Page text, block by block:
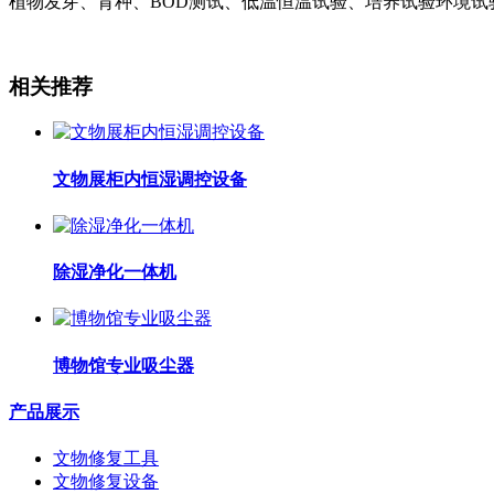
相关推荐
文物展柜内恒湿调控设备
除湿净化一体机
博物馆专业吸尘器
产品展示
文物修复工具
文物修复设备